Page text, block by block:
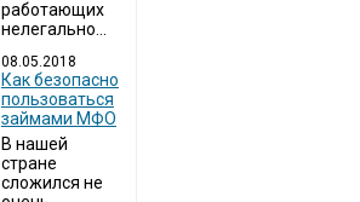
работающих
нелегально...
08.05.2018
Как безопасно
пользоваться
займами МФО
В нашей
стране
сложился не